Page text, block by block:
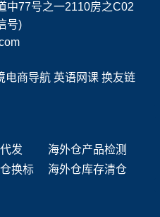
中77号之一2110房之C02
号)
电商导航 英语网课 换友链
发
海外仓产品检测
换标 海外仓库存清仓